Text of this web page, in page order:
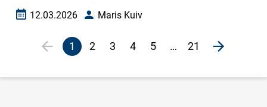
Loomise kuupäev
12.03.2026 AutorMaris Kuiv
Lehekülgjaotus
Eelmine leht
Eesolev
1 Veebileht
2 Veebileht
3 Veebileht
4 Veebileht
5 … page
21 Järgmine